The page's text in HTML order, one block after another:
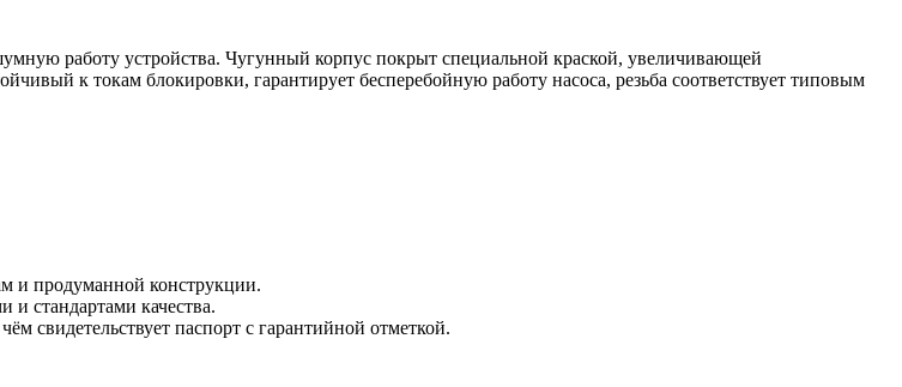
работу устройства. Чугунный корпус покрыт специальной краской, увеличивающей
к токам блокировки, гарантирует бесперебойную работу насоса, резьба соответствует типовым
и продуманной конструкции.
стандартами качества.
свидетельствует паспорт с гарантийной отметкой.